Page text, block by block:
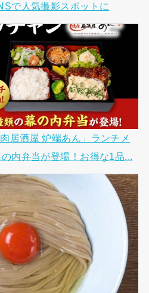
で人気撮影スポットに
居酒屋 炉端あん」ランチメ
内弁当が登場！お得な1品...